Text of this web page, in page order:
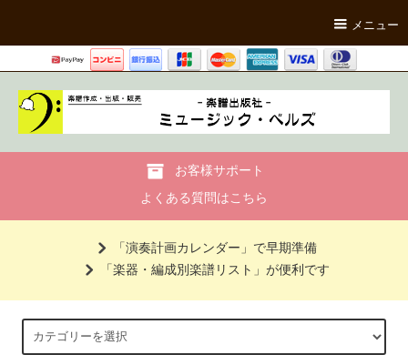
メニュー
お客様サポート
よくある質問はこちら
「演奏計画カレンダー」で早期準備
「楽器・編成別楽譜リスト」が便利です